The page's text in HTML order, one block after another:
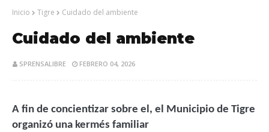
Inicio Tigre Cuidado del ambiente
Cuidado del ambiente
SPRENSALIBRE FEBRERO 04, 2026
A fin de concientizar sobre el, el Municipio de Tigre
organizó una kermés familiar